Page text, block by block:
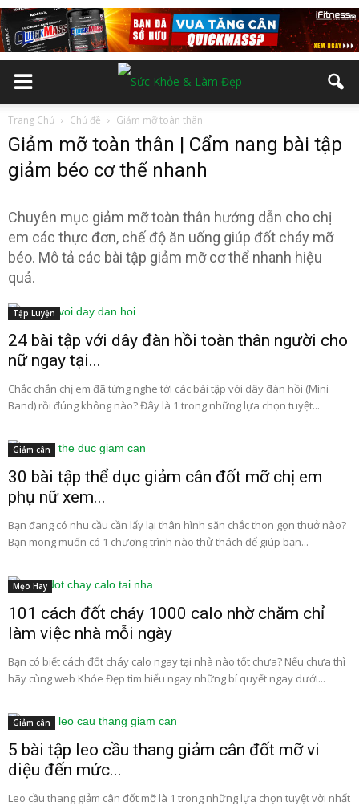
Trang Chủ Chủ đề Giảm mỡ toàn thân
Giảm mỡ toàn thân | Cẩm nang bài tập
giảm béo cơ thể nhanh
Chuyên mục giảm mỡ toàn thân hướng dẫn cho chị
em các thực đơn, chế độ ăn uống giúp đốt cháy mỡ
béo. Mô tả các bài tập giảm mỡ cơ thể nhanh hiệu
quả.
Tập Luyện
24 bài tập với dây đàn hồi toàn thân người cho
nữ ngay tại...
Chắc chắn chị em đã từng nghe tới các bài tập với dây đàn hồi (Mini
Band) rồi đúng không nào? Đây là 1 trong những lựa chọn tuyệt...
Giảm cân
30 bài tập thể dục giảm cân đốt mỡ chị em
phụ nữ xem...
Bạn đang có nhu cầu cần lấy lại thân hình săn chắc thon gọn thuở nào?
Bạn mong muốn có 1 chương trình nào thử thách để giúp bạn...
Mẹo Hay
101 cách đốt cháy 1000 calo nhờ chăm chỉ
làm việc nhà mỗi ngày
Bạn có biết cách đốt cháy calo ngay tại nhà nào tốt chưa? Nếu chưa thì
hãy cùng web Khỏe Đẹp tìm hiểu ngay những bí quyết ngay dưới...
Giảm cân
5 bài tập leo cầu thang giảm cân đốt mỡ vi
diệu đến mức...
Leo cầu thang giảm cân đốt mỡ là 1 trong những lựa chọn tuyệt vời nhất